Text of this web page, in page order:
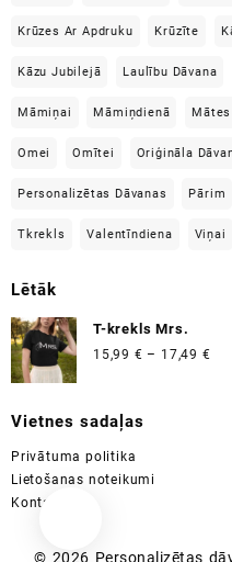
Krūzes Ar Apdruku Krūzīte
Kāzu Jubilejā Laulību Dāvana
Māmiņai Māmiņdienā
Omei Omītei Oriģināla
Personalizētas Dāvanas Pārim
Tkrekls Valentīndiena Viņai
Lētāk
T-krekls Mrs.
15,99 € – 17,49 €
Vietnes sadaļas
Privātuma politika
Lietošanas noteikumi
Kontakti
© 2026 Personalizētas